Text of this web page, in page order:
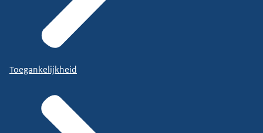
Toegankelijkheid